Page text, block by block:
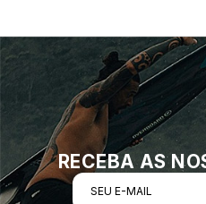
RECEBA AS
SEU E-MAIL